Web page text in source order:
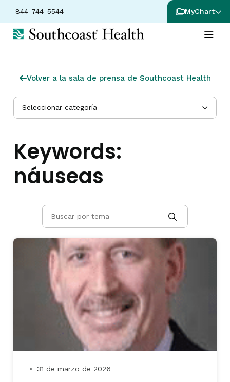
844-744-5544 MyChart
Volver a la sala de prensa de Southcoast Health
Seleccionar categoría
Keywords:
náuseas
● 31 de marzo de 2026